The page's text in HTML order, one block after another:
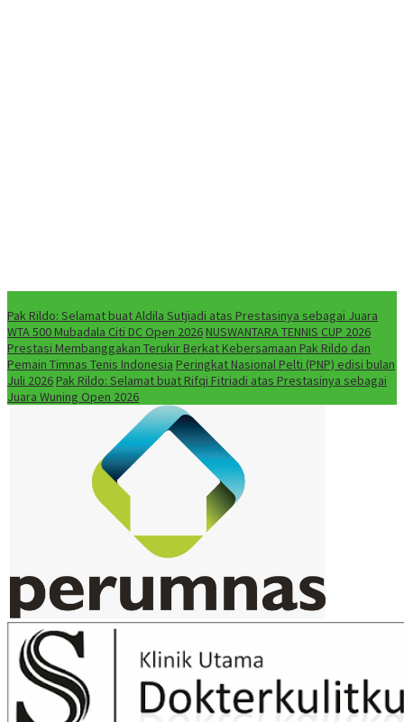
Pak Rildo: Selamat buat Aldila Sutjiadi atas Prestasinya sebagai Juara
WTA 500 Mubadala Citi DC Open 2026NUSWANTARA TENNIS CUP 2026
Prestasi Membanggakan Terukir Berkat Kebersamaan Pak Rildo dan
Pemain Timnas Tenis Indonesia Peringkat Nasional Pelti (PNP) edisi bulan
Juli 2026Pak Rildo: Selamat buat Rifqi Fitriadi atas Prestasinya sebagai
Juara Wuning Open 2026